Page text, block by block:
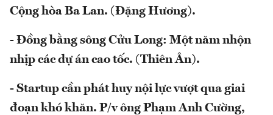
Cộng hòa Ba Lan. (Đặng Hương).
- Đồng bằng sông Cửu Long: Một năm nhộn
nhịp các dự án cao tốc. (Thiên Ân).
- Startup cần phát huy nội lực vượt qua giai
đoạn khó khăn. P/v ông Phạm Anh Cường,